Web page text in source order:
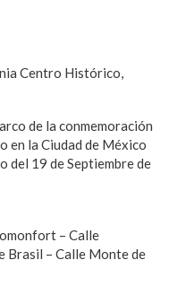
Centro Histórico,
de la conmemoración
en la Ciudad de México
del 19 de Septiembre de
– Calle
Brasil – Calle Monte de